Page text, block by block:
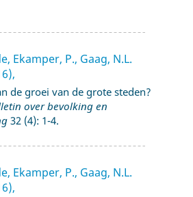
Ekamper, P., Gaag, N.L.
de groei van de grote steden?
over bevolking en
32 (4): 1-4.
Ekamper, P., Gaag, N.L.